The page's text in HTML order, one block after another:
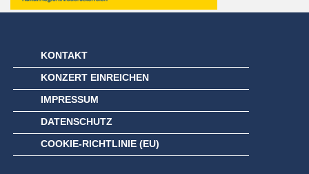
KONTAKT
KONZERT EINREICHEN
IMPRESSUM
DATENSCHUTZ
COOKIE-RICHTLINIE (EU)